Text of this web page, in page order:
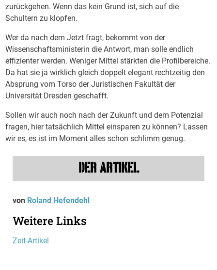
zurückgehen. Wenn das kein Grund ist, sich auf die
Schultern zu klopfen.
Wer da nach dem Jetzt fragt, bekommt von der
Wissenschaftsministerin die Antwort, man solle endlich
effizienter werden. Weniger Mittel stärkten die Profilbereiche.
Da hat sie ja wirklich gleich doppelt elegant rechtzeitig den
Absprung vom Torso der Juristischen Fakultät der
Universität Dresden geschafft.
Sollen wir auch noch nach der Zukunft und dem Potenzial
fragen, hier tatsächlich Mittel einsparen zu können? Lassen
wir es, es ist im Moment alles schon schlimm genug.
DER ARTIKEL
von Roland Hefendehl
Weitere Links
Zeit-Artikel